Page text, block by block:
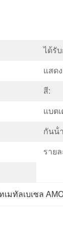
ได้รั
แสด
สี:
แบต
กันน้ํ
ราย
มทัลเบเซล